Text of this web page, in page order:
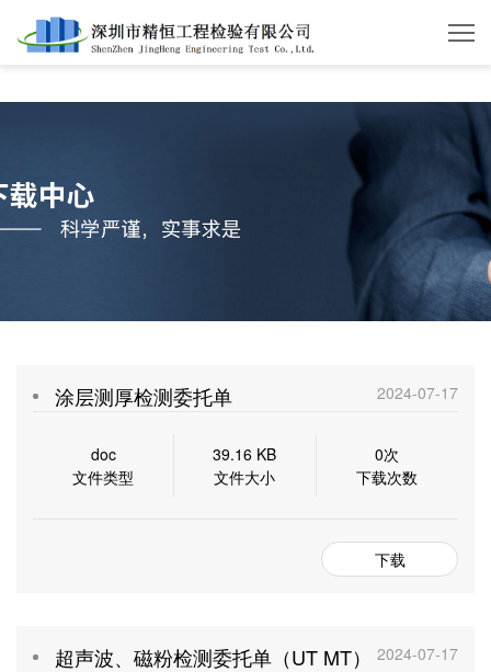
华体会体育
涂层测厚检测委托单 2024-07-17
doc
文件类型
39.16 KB
文件大小
0次
下载次数
下载
超声波、磁粉检测委托单（UT MT） 2024-07-17